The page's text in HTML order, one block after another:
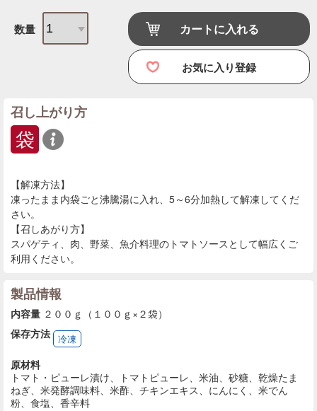
数量 カートに入れる
お気に入り登録
召し上がり方
袋
【解凍方法】
凍ったまま内袋ごと沸騰湯に入れ、5～6分加熱して解凍してくだ
さい。
【召しあがり方】
スパゲティ、肉、野菜、魚介料理のトマトソースとして幅広くご
利用ください。
製品情報
内容量 ２００ｇ（１００ｇ×２袋）
保存方法 冷凍
原材料
トマト・ピューレ漬け、トマトピューレ、米油、砂糖、乾燥たま
ねぎ、米発酵調味料、米酢、チキンエキス、にんにく、米でん
粉、食塩、香辛料